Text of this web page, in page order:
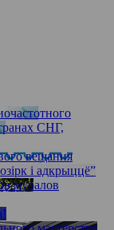
СНГ,
вещания
і адкрыццё”
муралов